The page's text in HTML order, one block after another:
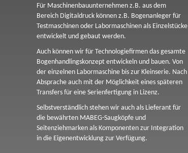
Für Maschinenbauunternehmen z.B. aus dem
Bereich Digitaldruck können z.B. Bogenanleger für
Testmaschinen oder Labormaschinen als Einzelstücke
entwickelt und gebaut werden.
Auch können wir für Technologiefirmen das gesamte
Bogenhandlingskonzept entwickeln und bauen. Von
der einzelnen Labormaschine bis zur Kleinserie. Nach
Absprache auch mit der Möglichkeit eines späteren
Transfers für eine Serienfertigung in Lizenz.
Selbstverständlich stehen wir auch als Lieferant für
die bewährten MABEG-Saugköpfe und
Seitenziehmarken als Komponenten zur Integration
in die Eigenentwicklung zur Verfügung.